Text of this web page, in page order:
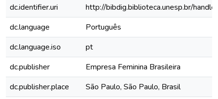
dc.identifier.uri
http://bibdig.biblioteca.unesp.br/
dc.language
Português
dc.language.iso
pt
dc.publisher
Empresa Feminina Brasileira
dc.publisher.place
São Paulo, São Paulo, Brasil